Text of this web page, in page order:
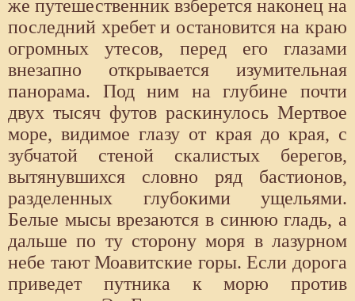
же путешественник взберется наконец на
последний хребет и остановится на краю
огромных утесов, перед его глазами
внезапно открывается изумительная
панорама. Под ним на глубине почти
двух тысяч футов раскинулось Мертвое
море, видимое глазу от края до края, с
зубчатой стеной скалистых берегов,
вытянувшихся словно ряд бастионов,
разделенных глубокими ущельями.
Белые мысы врезаются в синюю гладь, а
дальше по ту сторону моря в лазурном
небе тают Моавитские горы. Если дорога
приведет путника к морю против